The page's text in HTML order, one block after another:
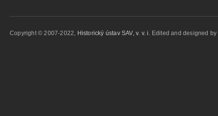
Copyright © 2007-2022, Historický ústav SAV, v. v. i. Edited and designed by